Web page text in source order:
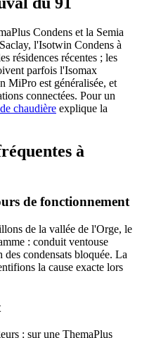
Condens et la Semia
l'Isotwin Condens à
résidences récentes ; les
parfois l'Isomax
MiPro est généralisée, et
connectées. Pour un
chaudière explique la
à
de fonctionnement
de la vallée de l'Orge, le
: conduit ventouse
des condensats bloquée. La
la cause exacte lors
: sur une ThemaPlus